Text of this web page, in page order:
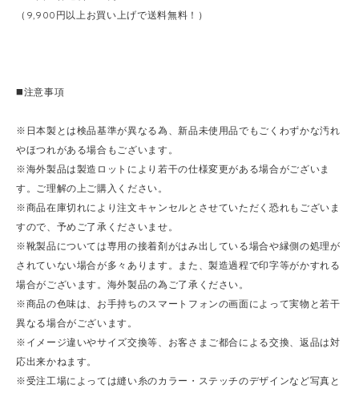
（9,900円以上お買い上げで送料無料！）
◼️注意事項
※日本製とは検品基準が異なる為、新品未使用品でもごくわずかな汚れ
やほつれがある場合もございます。
※海外製品は製造ロットにより若干の仕様変更がある場合がございま
す。ご理解の上ご購入ください。
※商品在庫切れにより注文キャンセルとさせていただく恐れもございま
すので、予めご了承くださいませ。
※靴製品については専用の接着剤がはみ出している場合や縁側の処理が
されていない場合が多々あります。また、製造過程で印字等がかすれる
場合がございます。海外製品の為ご了承ください。
※商品の色味は、お手持ちのスマートフォンの画面によって実物と若干
異なる場合がございます。
※イメージ違いやサイズ交換等、お客さまご都合による交換、返品は対
応出来かねます。
※受注工場によっては縫い糸のカラー・ステッチのデザインなど写真と